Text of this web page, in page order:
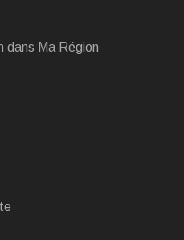
dans Ma Région